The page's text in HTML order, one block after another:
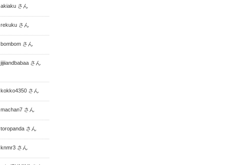
akiaku さん
rekuku さん
bombom さん
jijiiandbabaa さん
kokko4350 さん
machan7 さん
toropanda さん
knmr3 さん